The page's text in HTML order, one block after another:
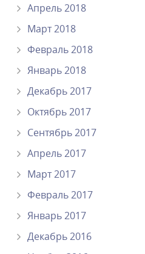
Апрель 2018
Март 2018
Февраль 2018
Январь 2018
Декабрь 2017
Октябрь 2017
Сентябрь 2017
Апрель 2017
Март 2017
Февраль 2017
Январь 2017
Декабрь 2016